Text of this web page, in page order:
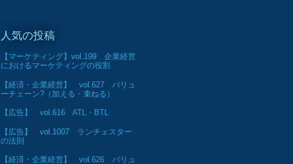
人気の投稿
【マーケティング】vol.199 企業経営
におけるマーケティングの役割
【経済・企業経営】 vol.627 バリュ
ーチェーン?（加える・束ねる）
【広告】 vol.616 ATL・BTL
【広告】 vol.1007 ランチェスター
の法則
【経済・企業経営】 vol.626 バリュ